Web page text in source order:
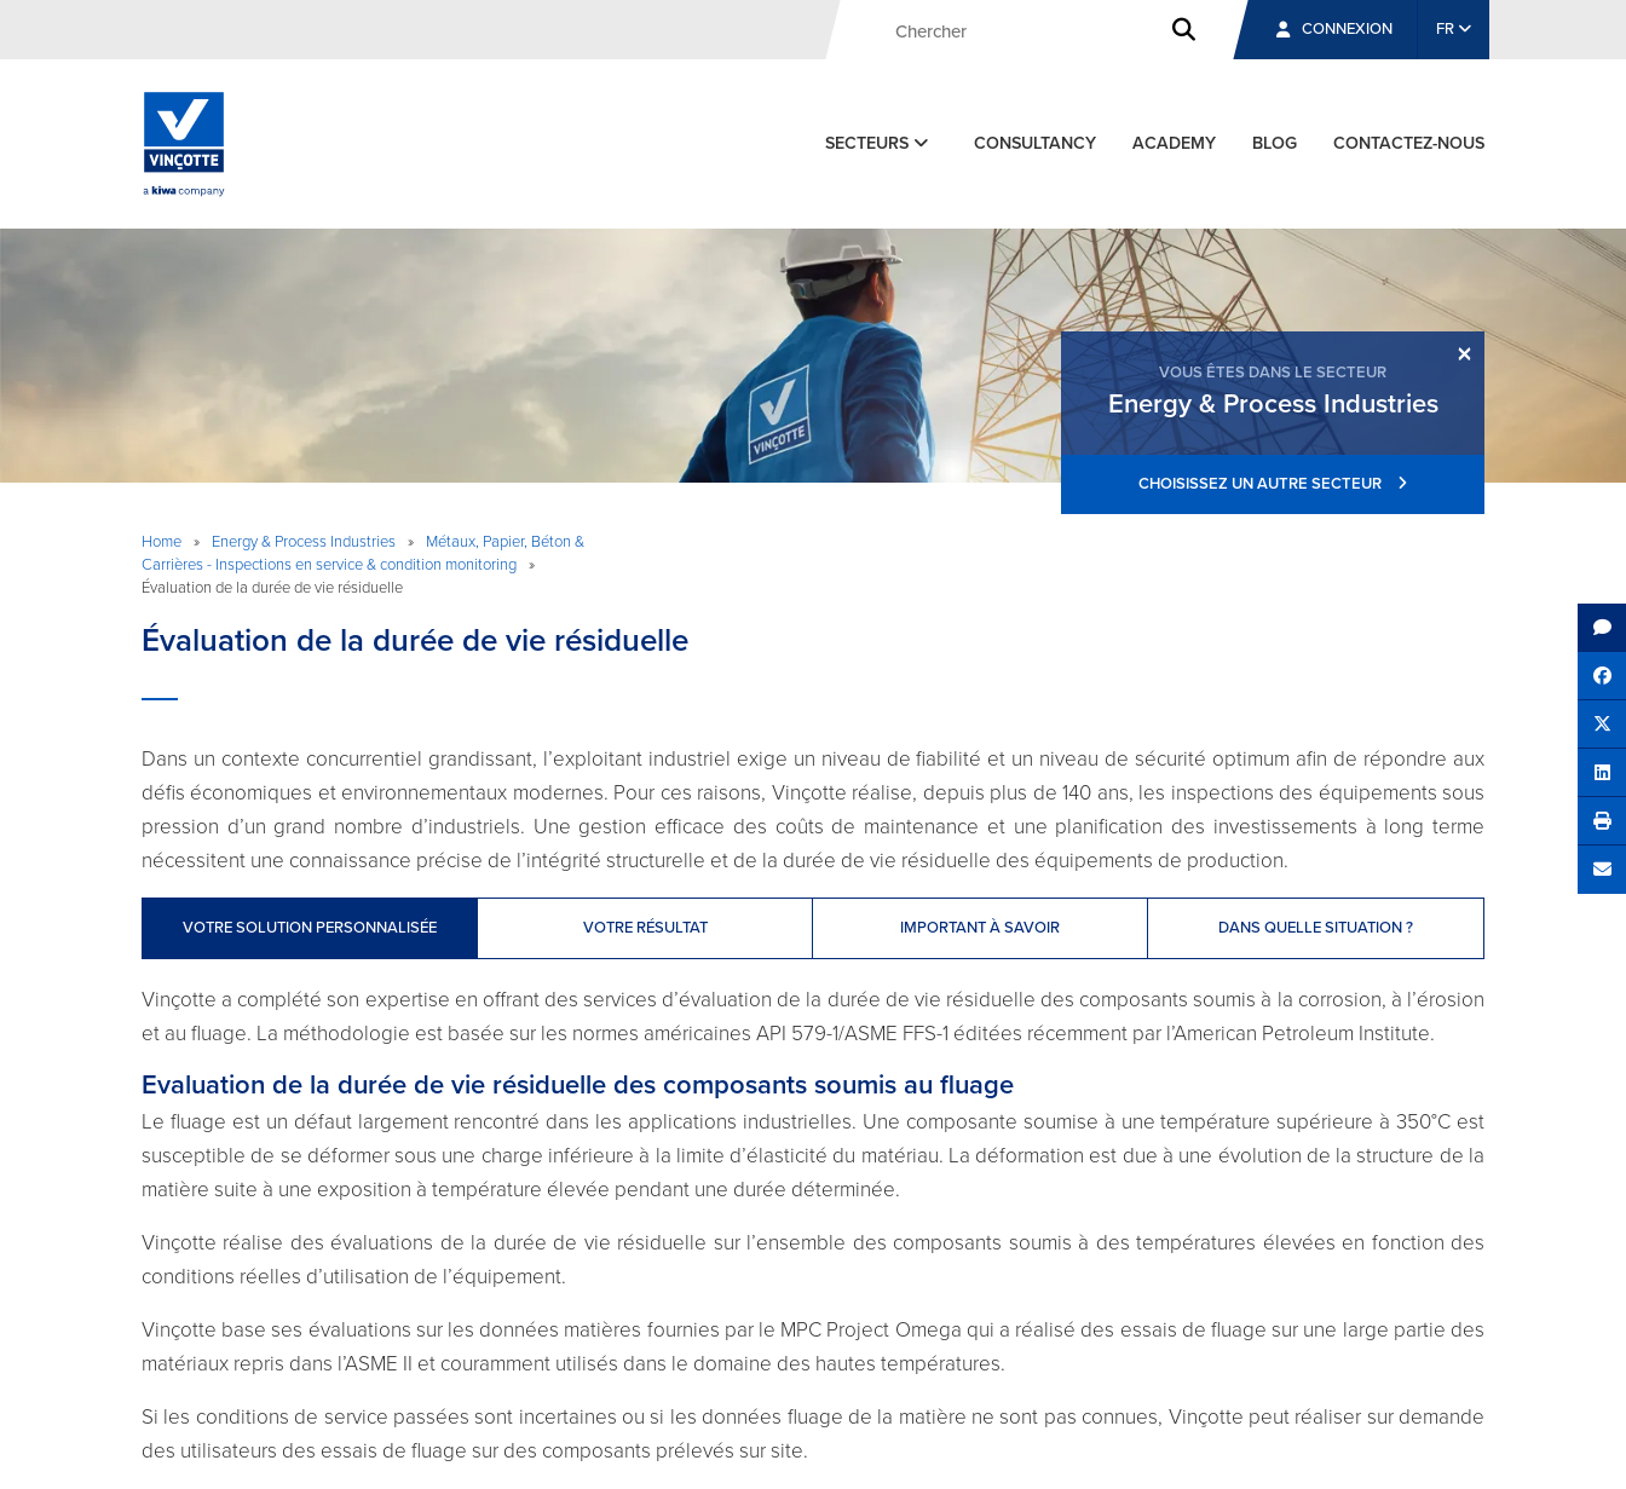
CONNEXION FR
SECTEURS CONSULTANCY ACADEMY BLOG CONTACTEZ-NOUS
×
VOUS ÊTES DANS LE SECTEUR
Energy & Process Industries
CHOISISSEZ UN AUTRE SECTEUR
Home » Energy & Process Industries »
Métaux, Papier, Béton &
Carrières - Inspections en service & condition monitoring
»
Évaluation de la durée de vie résiduelle
Évaluation de la durée de vie résiduelle
Dans un contexte concurrentiel grandissant, l’exploitant industriel exige un niveau de fiabilité et un niveau de sécurité optimum afin de répondre aux
défis économiques et environnementaux modernes. Pour ces raisons, Vinçotte réalise, depuis plus de 140 ans, les inspections des équipements sous
pression d’un grand nombre d’industriels. Une gestion efficace des coûts de maintenance et une planification des investissements à long terme
nécessitent une connaissance précise de l’intégrité structurelle et de la durée de vie résiduelle des équipements de production.
VOTRE SOLUTION PERSONNALISÉE VOTRE RÉSULTAT IMPORTANT À SAVOIR DANS QUELLE SITUATION ?
Vinçotte a complété son expertise en offrant des services d’évaluation de la durée de vie résiduelle des composants soumis à la corrosion, à l’érosion
et au fluage. La méthodologie est basée sur les normes américaines API 579-1/ASME FFS-1 éditées récemment par l’American Petroleum Institute.
Evaluation de la durée de vie résiduelle des composants soumis au fluage
Le fluage est un défaut largement rencontré dans les applications industrielles. Une composante soumise à une température supérieure à 350°C est
susceptible de se déformer sous une charge inférieure à la limite d’élasticité du matériau. La déformation est due à une évolution de la structure de la
matière suite à une exposition à température élevée pendant une durée déterminée.
Vinçotte réalise des évaluations de la durée de vie résiduelle sur l’ensemble des composants soumis à des températures élevées en fonction des
conditions réelles d’utilisation de l’équipement.
Vinçotte base ses évaluations sur les données matières fournies par le MPC Project Omega qui a réalisé des essais de fluage sur une large partie des
matériaux repris dans l’ASME II et couramment utilisés dans le domaine des hautes températures.
Si les conditions de service passées sont incertaines ou si les données fluage de la matière ne sont pas connues, Vinçotte peut réaliser sur demande
des utilisateurs des essais de fluage sur des composants prélevés sur site.